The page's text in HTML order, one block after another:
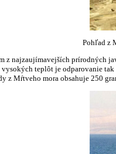
Pohľad z
z najzaujímavejších prírodných
teplôt je odparovanie
z Mŕtveho mora obsahuje 250